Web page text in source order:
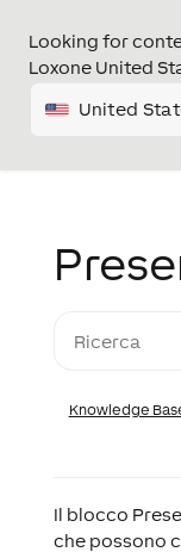
Looking for
Loxone United
United
Knowledge
Il blocco
che possono